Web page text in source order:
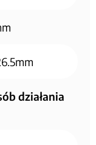
działania